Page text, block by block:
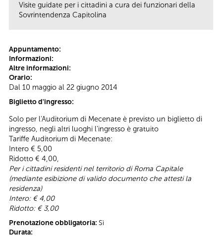
Visite guidate per i cittadini a cura dei funzionari della
Sovrintendenza Capitolina
Appuntamento:
Informazioni:
Altre informazioni:
Orario:
Dal 10 maggio al 22 giugno 2014
Biglietto d'ingresso:
Solo per l'Auditorium di Mecenate è previsto un biglietto di
ingresso, negli altri luoghi l'ingresso è gratuito
Tariffe Auditorium di Mecenate:
Intero € 5,00
Ridotto € 4,00,
Per i cittadini residenti nel territorio di Roma Capitale
(mediante esibizione di valido documento che attesti la
residenza)
Intero: € 4,00
Ridotto: € 3,00
Prenotazione obbligatoria: Sì
Durata: